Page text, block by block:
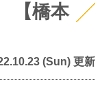
【橋本
(Sun) 更新